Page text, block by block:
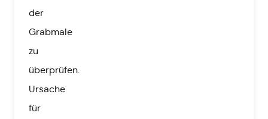
der
Grabmale
zu
überprüfen.
Ursache
für